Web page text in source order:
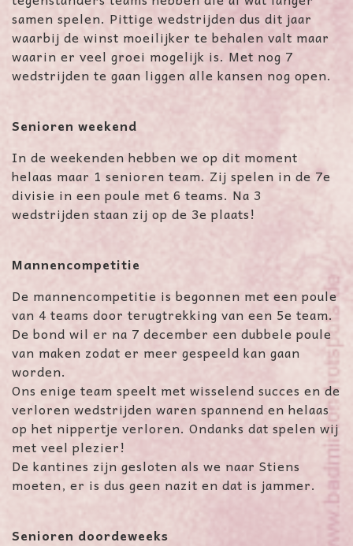
samen spelen. Pittige wedstrijden dus dit jaar
waarbij de winst moeilijker te behalen valt maar
waarin er veel groei mogelijk is. Met nog 7
wedstrijden te gaan liggen alle kansen nog open.
Senioren weekend
In de weekenden hebben we op dit moment
helaas maar 1 senioren team. Zij spelen in de 7e
divisie in een poule met 6 teams. Na 3
wedstrijden staan zij op de 3e plaats!
Mannencompetitie
De mannencompetitie is begonnen met een poule
van 4 teams door terugtrekking van een 5e team.
De bond wil er na 7 december een dubbele poule
van maken zodat er meer gespeeld kan gaan
worden.
Ons enige team speelt met wisselend succes en de
verloren wedstrijden waren spannend en helaas
op het nippertje verloren. Ondanks dat spelen wij
met veel plezier!
De kantines zijn gesloten als we naar Stiens
moeten, er is dus geen nazit en dat is jammer.
Senioren doordeweeks